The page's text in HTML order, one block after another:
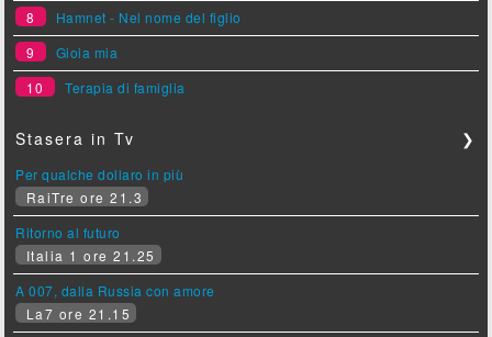
8
Hamnet - Nel nome del figlio
9
Gioia mia
10
Terapia di famiglia
Stasera in Tv ❯
Per qualche dollaro in più
RaiTre ore 21.3
Ritorno al futuro
Italia 1 ore 21.25
A 007, dalla Russia con amore
La7 ore 21.15